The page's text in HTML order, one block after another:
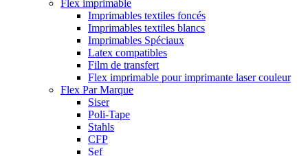
Flex imprimable
Imprimables textiles foncés
Imprimables textiles blancs
Imprimables Spéciaux
Latex compatibles
Film de transfert
Flex imprimable pour imprimante laser couleur
Flex Par Marque
Siser
Poli-Tape
Stahls
CFP
Sef